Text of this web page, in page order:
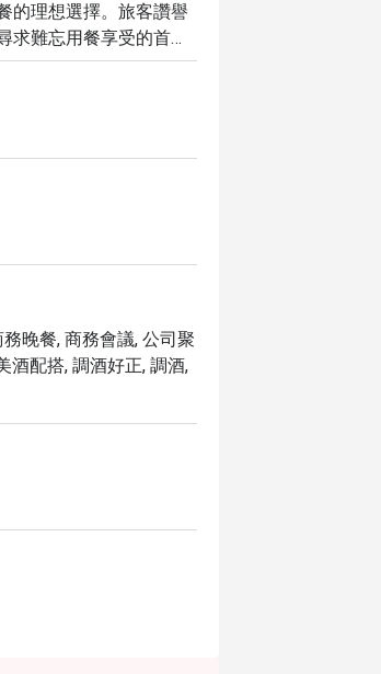
的理想選擇。旅客讚譽
求難忘用餐享受的首
包含精選咖啡、烈
晚餐, 商務會議, 公司聚
酒配搭, 調酒好正, 調酒,